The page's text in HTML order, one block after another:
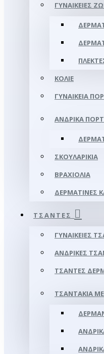
ΓΥΝΑΙΚΕΊΕΣ
ΚΟΛΙΈ
ΓΥΝΑΙΚΕΊΑ
ΑΝΔΡΙΚΆ
ΣΚΟΥΛΑΡΊΚΙΑ
ΒΡΑΧΙΌΛΙΑ
ΔΕΡΜΆΤΙΝΕΣ
ΤΣΆΝΤΕΣ
ΓΥΝΑΙΚΕΊΕΣ
ΑΝΔΡΙΚΈΣ
ΤΣΆΝΤΕΣ
ΤΣΑΝΤΆΚΙΑ